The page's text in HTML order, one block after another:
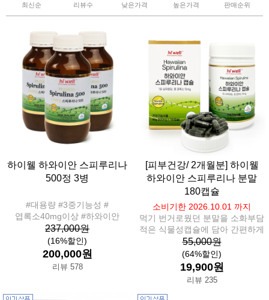
최신순 리뷰수 낮은가격 높은가격 판매순위
하이웰 하와이안 스피루리나
500정 3병
#대용량 #3중기능성 #
엽록소40mg이상 #하와이안
237,000원
(16%할인)
200,000원
리뷰 578
[피부건강/ 2개월분] 하이웰
하와이안 스피루리나 분말
180캡슐
소비기한 2026.10.01 까지
먹기 번거로웠던 분말을 소화부담
적은 식물성캡슐에 담아 간편하게
55,000원
(64%할인)
19,900원
리뷰 235